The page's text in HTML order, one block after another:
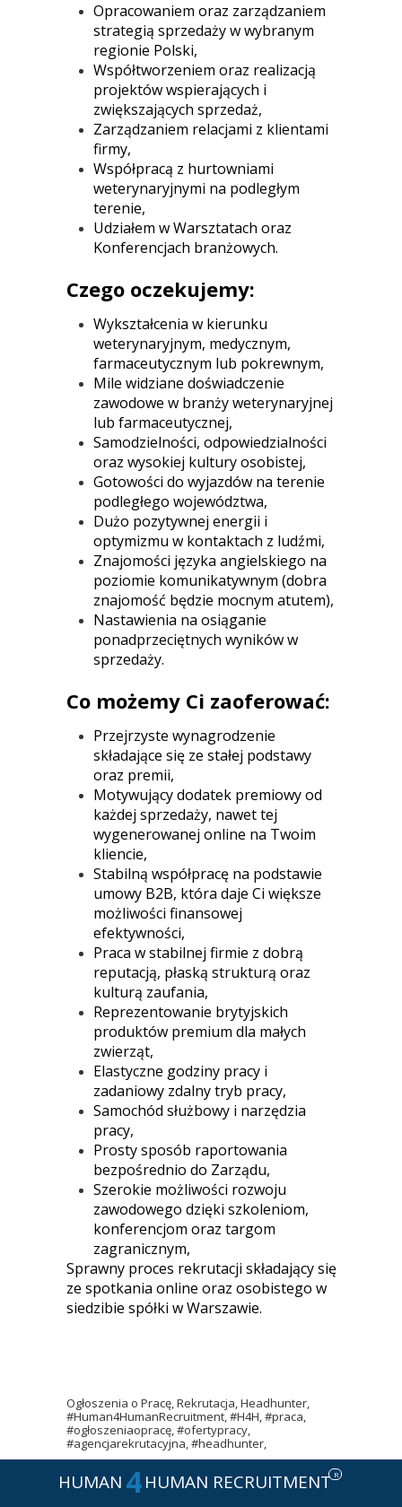
R
HUMAN RECRUITMENT
4
HUMAN
Opracowaniem oraz zarządzaniem
strategią sprzedaży w wybranym
regionie Polski,
Współtworzeniem oraz realizacją
projektów wspierających i
zwiększających sprzedaż,
Zarządzaniem relacjami z klientami
firmy,
Współpracą z hurtowniami
weterynaryjnymi na podległym
terenie,
Udziałem w Warsztatach oraz
Konferencjach branżowych.
Czego oczekujemy:
Wykształcenia w kierunku
weterynaryjnym, medycznym,
farmaceutycznym lub pokrewnym,
Mile widziane doświadczenie
zawodowe w branży weterynaryjnej
lub farmaceutycznej,
Samodzielności, odpowiedzialności
oraz wysokiej kultury osobistej,
Gotowości do wyjazdów na terenie
podległego województwa,
Dużo pozytywnej energii i
optymizmu w kontaktach z ludźmi,
Znajomości języka angielskiego na
poziomie komunikatywnym (dobra
znajomość będzie mocnym atutem),
Nastawienia na osiąganie
ponadprzeciętnych wyników w
sprzedaży.
Co możemy Ci zaoferować:
Przejrzyste wynagrodzenie
składające się ze stałej podstawy
oraz premii,
Motywujący dodatek premiowy od
każdej sprzedaży, nawet tej
wygenerowanej online na Twoim
kliencie,
Stabilną współpracę na podstawie
umowy B2B, która daje Ci większe
możliwości finansowej
efektywności,
Praca w stabilnej firmie z dobrą
reputacją, płaską strukturą oraz
kulturą zaufania,
Reprezentowanie brytyjskich
produktów premium dla małych
zwierząt,
Elastyczne godziny pracy i
zadaniowy zdalny tryb pracy,
Samochód służbowy i narzędzia
pracy,
Prosty sposób raportowania
bezpośrednio do Zarządu,
Szerokie możliwości rozwoju
zawodowego dzięki szkoleniom,
konferencjom oraz targom
zagranicznym,
Sprawny proces rekrutacji składający się
ze spotkania online oraz osobistego w
siedzibie spółki w Warszawie.
Ogłoszenia o Pracę, Rekrutacja, Headhunter,
#Human4HumanRecruitment, #H4H, #praca,
#ogłoszeniaopracę, #ofertypracy,
#agencjarekrutacyjna, #headhunter,